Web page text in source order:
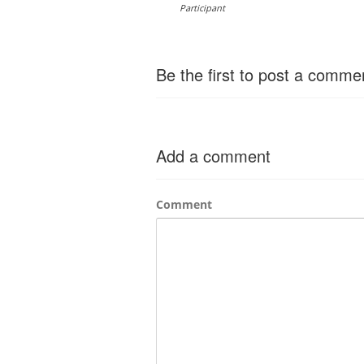
Participant
Be the first to post a
Add a comment
Comment